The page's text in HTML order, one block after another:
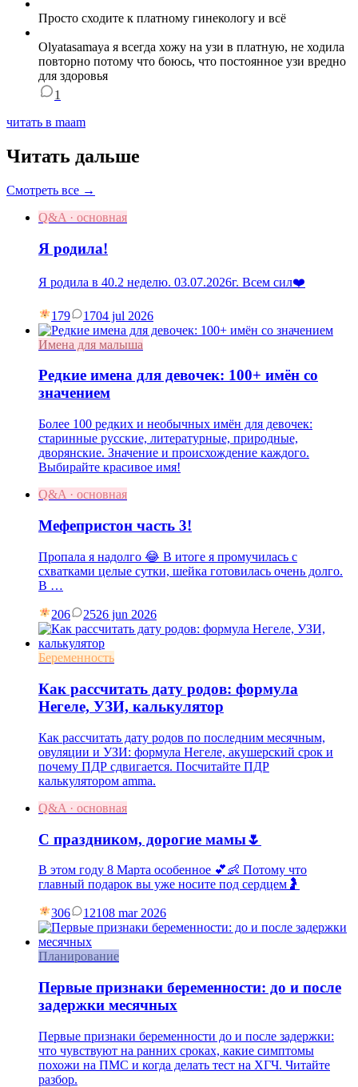
Просто сходите к платному гинекологу и всё
Olyatasamaya я всегда хожу на узи в платную, не ходила
повторно потому что боюсь, что постоянное узи вредно
для здоровья
1
читать в maam
Читать дальше
Смотреть все →
Q&A · основная
Я родила!
Я родила в 40.2 неделю. 03.07.2026г. Всем сил❤️
179 1704 jul 2026
Имена для малыша
Редкие имена для девочек: 100+ имён со
значением
Более 100 редких и необычных имён для девочек:
старинные русские, литературные, природные,
дворянские. Значение и происхождение каждого.
Выбирайте красивое имя!
Q&A · основная
Мефепристон часть 3!
Пропала я надолго 😂 В итоге я промучилась с
схватками целые сутки, шейка готовилась очень долго.
В …
206 2526 jun 2026
Беременность
Как рассчитать дату родов: формула
Негеле, УЗИ, калькулятор
Как рассчитать дату родов по последним месячным,
овуляции и УЗИ: формула Негеле, акушерский срок и
почему ПДР сдвигается. Посчитайте ПДР
калькулятором amma.
Q&A · основная
С праздником, дорогие мамы🌷
В этом году 8 Марта особенное 💕👶 Потому что
главный подарок вы уже носите под сердцем🤰
306 12108 mar 2026
Планирование
Первые признаки беременности: до и после
задержки месячных
Первые признаки беременности до и после задержки:
что чувствуют на ранних сроках, какие симптомы
похожи на ПМС и когда делать тест на ХГЧ. Читайте
разбор.